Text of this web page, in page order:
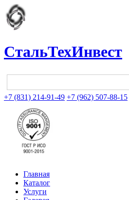
СтальТехИнвест
+7 (831) 214-91-49 +7 (962) 507-88-15
Главная
Каталог
Услуги